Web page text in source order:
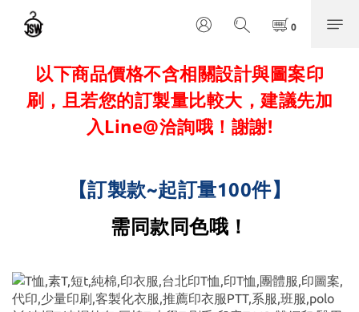
以下商品價格不含相關設計與圖案印
刷，且若您的訂製量比較大，建議先加
入Line@洽詢哦！謝謝!
【訂製款~起訂量100件】
需同款同色哦！